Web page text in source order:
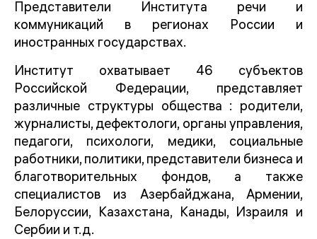
Представители Института речи и
коммуникаций в регионах России и
иностранных государствах.
Институт охватывает 46 субъектов
Российской Федерации, представляет
различные структуры общества : родители,
журналисты, дефектологи, органы управления,
педагоги, психологи, медики, социальные
работники, политики, представители бизнеса и
благотворительных фондов, а также
специалистов из Азербайджана, Армении,
Белоруссии, Казахстана, Канады, Израиля и
Сербии и т.д.